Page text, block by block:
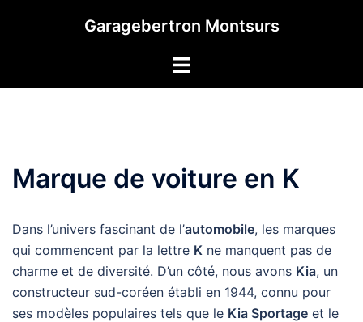
Garagebertron Montsurs
Marque de voiture en K
Dans l’univers fascinant de l’automobile, les marques
qui commencent par la lettre K ne manquent pas de
charme et de diversité. D’un côté, nous avons Kia, un
constructeur sud-coréen établi en 1944, connu pour
ses modèles populaires tels que le Kia Sportage et le